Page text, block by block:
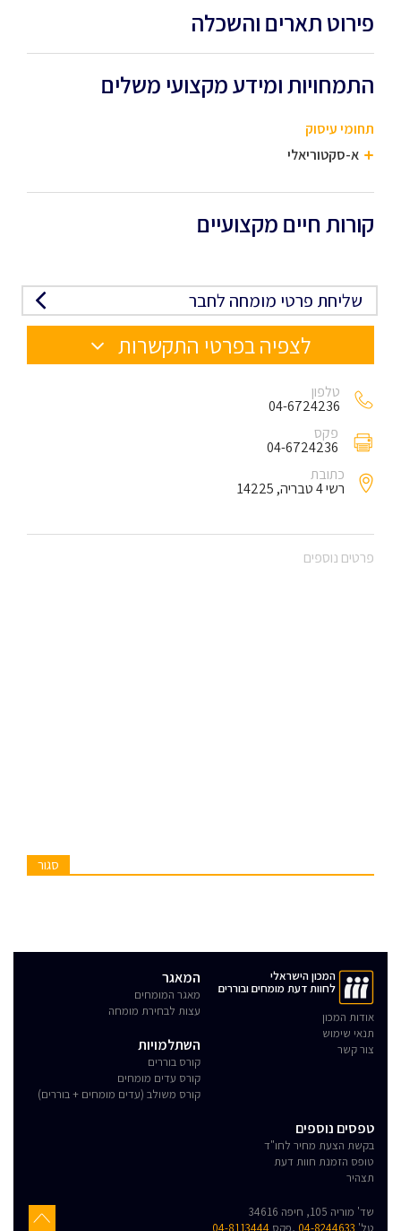
פירוט תארים והשכלה
התמחויות ומידע מקצועי משלים
תחומי עיסוק
א-סקטוריאלי
קורות חיים מקצועיים
שליחת פרטי מומחה לחבר
לצפיה בפרטי התקשרות
טלפון
04-6724236
פקס
04-6724236
כתובת
רשי 4 טבריה, 14225
פרטים נוספים
סגור
המכון הישראלי
לחוות דעת מומחים ובוררים
אודות המכון
תנאי שימוש
צור קשר
המאגר
מאגר המומחים
עצות לבחירת מומחה
השתלמויות
קורס בוררים
קורס עדים מומחים
קורס משולב (עדים מומחים + בוררים)
טפסים נוספים
בקשת הצעת מחיר לחו"ד
טופס הזמנת חוות דעת
תצהיר
שד' מוריה 105, חיפה 34616
טל' 04-8244633 ,פקס 04-8113444